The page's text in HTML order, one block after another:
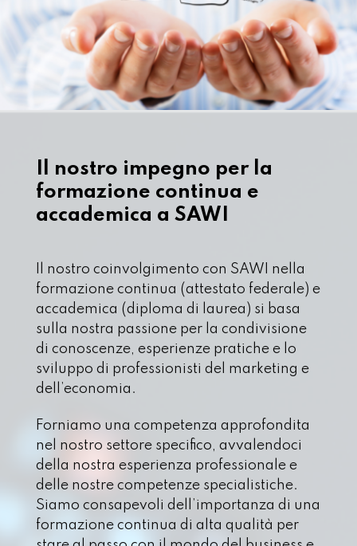
Il nostro impegno per la
formazione continua e
accademica a SAWI
Il nostro coinvolgimento con SAWI nella
formazione continua (attestato federale) e
accademica (diploma di laurea) si basa
sulla nostra passione per la condivisione
di conoscenze, esperienze pratiche e lo
sviluppo di professionisti del marketing e
dell’economia.
Forniamo una competenza approfondita
nel nostro settore specifico, avvalendoci
della nostra esperienza professionale e
delle nostre competenze specialistiche.
Siamo consapevoli dell’importanza di una
formazione continua di alta qualità per